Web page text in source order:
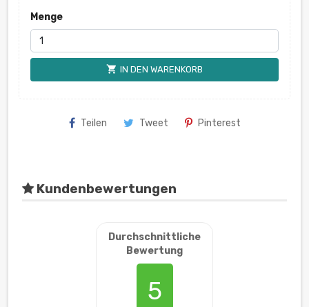
Menge
shopping_cart IN DEN WARENKORB
Teilen Tweet Pinterest
Kundenbewertungen
Durchschnittliche
Bewertung
5